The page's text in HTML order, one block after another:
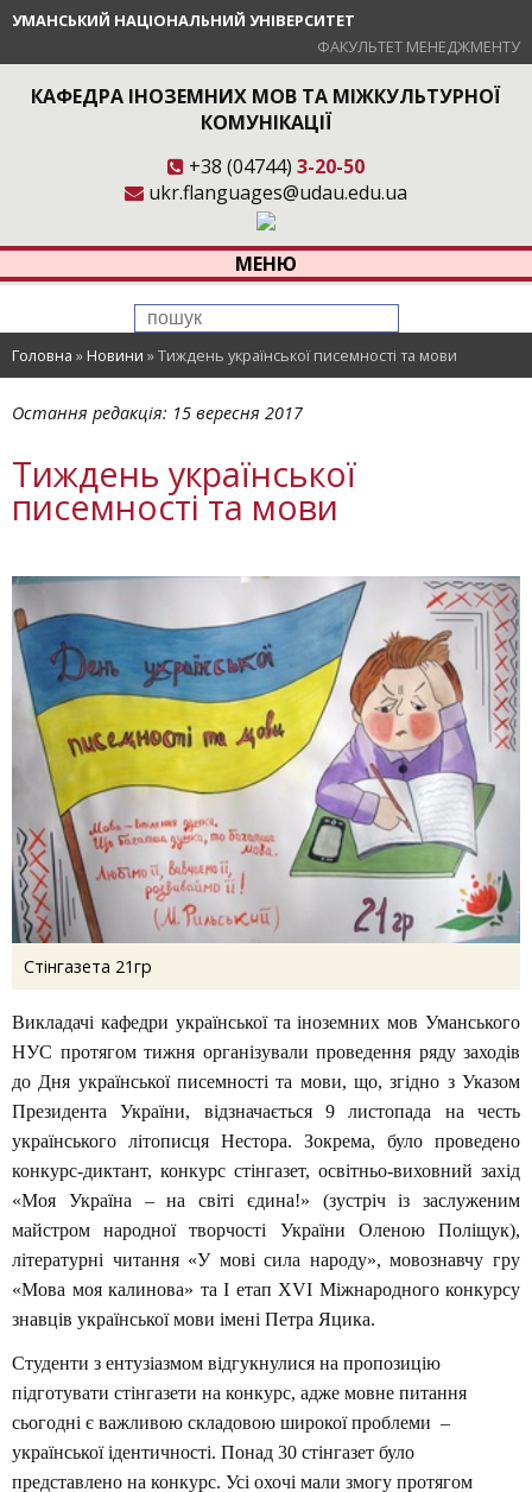
УМАНСЬКИЙ НАЦІОНАЛЬНИЙ УНІВЕРСИТЕТ
ФАКУЛЬТЕТ МЕНЕДЖМЕНТУ
КАФЕДРА ІНОЗЕМНИХ МОВ ТА МІЖКУЛЬТУРНОЇ
КОМУНІКАЦІЇ
+38 (04744) 3-20-50
ukr.flanguages@udau.edu.ua
МЕНЮ
Головна »Новини »Тиждень української писемності та мови
Остання редакція: 15 вересня 2017
Тиждень української
писемності та мови
Стінгазета 21гр
Викладачі кафедри української та іноземних мов Уманського
НУС протягом тижня організували проведення ряду заходів
до Дня української писемності та мови, що, згідно з Указом
Президента України, відзначається 9 листопада на честь
українського літописця Нестора. Зокрема, було проведено
конкурс-диктант, конкурс стінгазет, освітньо-виховний захід
«Моя Україна – на світі єдина!» (зустріч із заслуженим
майстром народної творчості України Оленою Поліщук),
літературні читання «У мові сила народу», мовознавчу гру
«Мова моя калинова» та I етап XVІ Міжнародного конкурсу
знавців української мови імені Петра Яцика.
Студенти з ентузіазмом відгукнулися на пропозицію
підготувати стінгазети на конкурс, адже мовне питання
сьогодні є важливою складовою широкої проблеми –
української ідентичності. Понад 30 стінгазет було
представлено на конкурс. Усі охочі мали змогу протягом